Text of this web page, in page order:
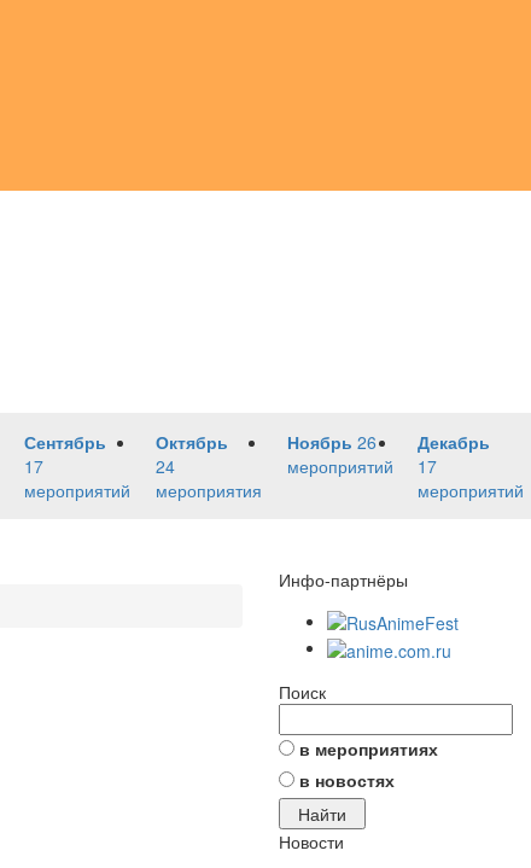
Сентябрь
17
мероприятий
Октябрь
24
мероприятия
Ноябрь 26
мероприятий
Декабрь
17
мероприятий
Инфо-партнёры
Поиск
в мероприятиях
в новостях
Новости